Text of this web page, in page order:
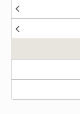
Nenhum dos